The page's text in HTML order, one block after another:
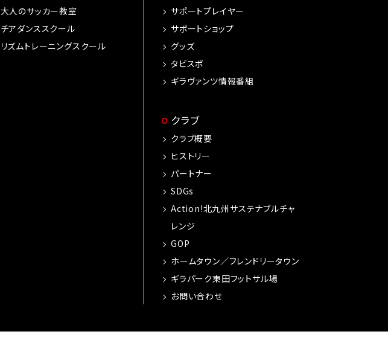
大人のサッカー教室
チアダンススクール
リズムトレーニングスクール
サポートプレイヤー
サポートショップ
グッズ
タビスポ
ギラヴァンツ情報番組
クラブ
クラブ概要
ヒストリー
パートナー
SDGs
Action!北九州サステナブルチャ
レンジ
GOP
ホームタウン／フレンドリータウン
ギラパーク東田フットサル場
お問い合わせ